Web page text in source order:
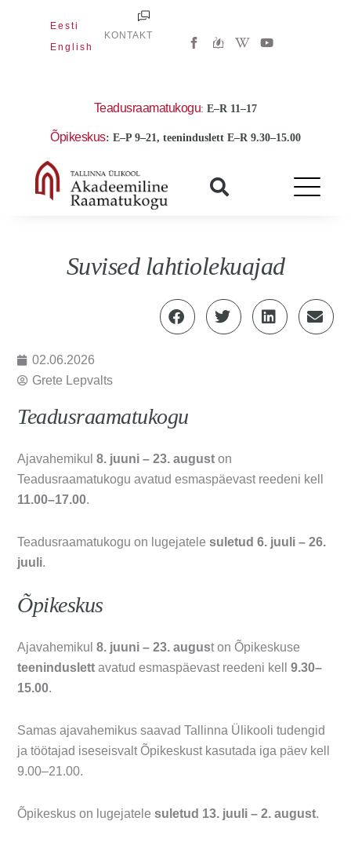
Eesti
English
KONTAKT
W
i
d
-
Y
o
Teadusraamatukogu:E–R 11–17
Õpikeskus: E–P 9–21, teeninduslett E–R 9.30–15.00
Suvised lahtiolekuajad
02.06.2026
Grete Lepvalts
Teadusraamatukogu
Ajavahemikul8. juuni – 23. august on
Teadusraamatukogu avatud esmaspäevast reedeni kell
11.00–17.00.
Teadusraamatukogu on lugejatelesuletud 6. juuli – 26.
juuli.
Õpikeskus
Ajavahemikul8. juuni – 23. august on Õpikeskuse
teeninduslett avatud esmaspäevast reedeni kell9.30–
15.00.
Samas ajavahemikus saavad Tallinna Ülikooli tudengid
ja töötajad iseseisvalt Õpikeskust kasutada iga päev kell
9.00–21.00.
Õpikeskus on lugejatelesuletud 13. juuli – 2. august.